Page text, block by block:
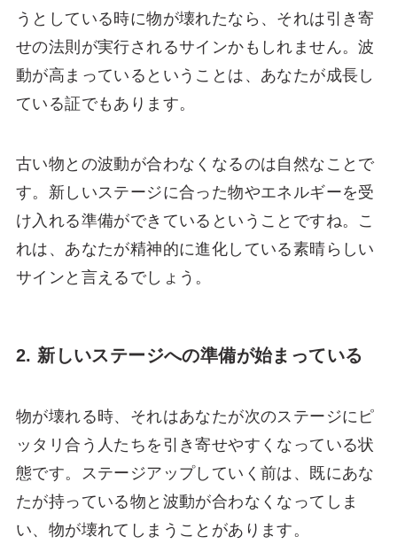
うとしている時に物が壊れたなら、それは引き寄
せの法則が実行されるサインかもしれません。波
動が高まっているということは、あなたが成長し
ている証でもあります。
古い物との波動が合わなくなるのは自然なことで
す。新しいステージに合った物やエネルギーを受
け入れる準備ができているということですね。こ
れは、あなたが精神的に進化している素晴らしい
サインと言えるでしょう。
2. 新しいステージへの準備が始まっている
物が壊れる時、それはあなたが次のステージにピ
ッタリ合う人たちを引き寄せやすくなっている状
態です。ステージアップしていく前は、既にあな
たが持っている物と波動が合わなくなってしま
い、物が壊れてしまうことがあります。